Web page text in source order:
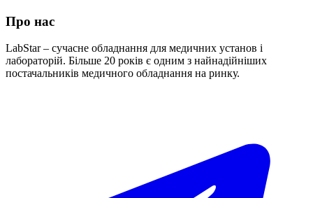
Про нас
LabStar – сучасне обладнання для медичних установ і
лабораторій. Більше 20 років є одним з найнадійніших
постачальників медичного обладнання на ринку.